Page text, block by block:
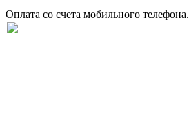
Оплата со счета мобильного телефона.